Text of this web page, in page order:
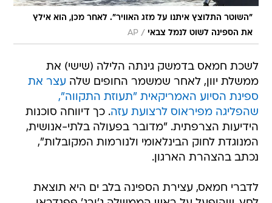
"השוטר התלוצץ איתנו על מזג האוויר". לאחר מכן, הוא אילץ
את הספינה לשוט לנמל צבאי /
AP
לשכת חמאס בדמשק גינתה הלילה (שישי) את
ממשלת יוון, לאחר שמשמר החופים שלה עצר את
ספינת הסיוע האמריקאית "תעוזת התקווה",
שהפליגה מפיראוס לרצועת עזה. כך דיווחה סוכנות
הידיעות הצרפתית. "מדובר בפעולה בלתי-אנושית,
המנוגדת לחוק הבינלאומי ולנורמות המקובלות",
נכתב בהצהרת הארגון.
לדברי חמאס, עצירת הספינה בלב ים היא תוצאת